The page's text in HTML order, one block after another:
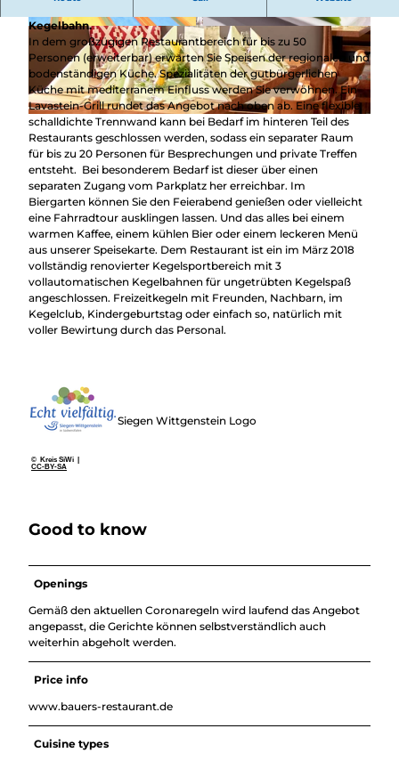
© Maria Bauer, Bauer's Restaurant und Partyservice |CC-BY-SA
© Anne-Katrin Torno, Bauer's Restaurant und
Partyservice |CC-BY-SA
© Anne-Katrin Torno, Bauer's Restaurant und
Partyservice |
CC-BY-SA
Kegelbahn.
In dem großzügigen Restaurantbereich für bis zu 50
Personen (erweiterbar) erwarten Sie Speisen der regionalen und
bodenständigen Küche. Spezialitäten der gutbürgerlichen
Küche mit mediterranem Einfluss werden Sie verwöhnen. Ein
Lavastein-Grill rundet das Angebot nach oben ab. Eine flexible,
schalldichte Trennwand kann bei Bedarf im hinteren Teil des
Restaurants geschlossen werden, sodass ein separater Raum
für bis zu 20 Personen für Besprechungen und private Treffen
entsteht. Bei besonderem Bedarf ist dieser über einen
separaten Zugang vom Parkplatz her erreichbar. Im
Biergarten können Sie den Feierabend genießen oder vielleicht
eine Fahrradtour ausklingen lassen. Und das alles bei einem
warmen Kaffee, einem kühlen Bier oder einem leckeren Menü
aus unserer Speisekarte. Dem Restaurant ist ein im März 2018
vollständig renovierter Kegelsportbereich mit 3
vollautomatischen Kegelbahnen für ungetrübten Kegelspaß
angeschlossen. Freizeitkegeln mit Freunden, Nachbarn, im
Kegelclub, Kindergeburtstag oder einfach so, natürlich mit
voller Bewirtung durch das Personal.
© Kreis SiWi |
CC-BY-SA
Siegen Wittgenstein Logo
Good to know
Openings
Gemäß den aktuellen Coronaregeln wird laufend das Angebot
angepasst, die Gerichte können selbstverständlich auch
weiterhin abgeholt werden.
Price info
www.bauers-restaurant.de
Cuisine types